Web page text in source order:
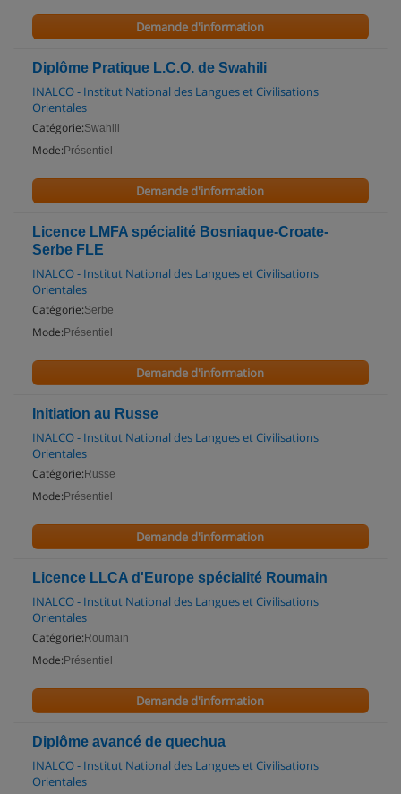
Demande d'information
Diplôme Pratique L.C.O. de Swahili
INALCO - Institut National des Langues et Civilisations
Orientales
Catégorie:Swahili
Mode: Présentiel
Demande d'information
Licence LMFA spécialité Bosniaque-Croate-
Serbe FLE
INALCO - Institut National des Langues et Civilisations
Orientales
Catégorie:Serbe
Mode: Présentiel
Demande d'information
Initiation au Russe
INALCO - Institut National des Langues et Civilisations
Orientales
Catégorie: Russe
Mode: Présentiel
Demande d'information
Licence LLCA d'Europe spécialité Roumain
INALCO - Institut National des Langues et Civilisations
Orientales
Catégorie: Roumain
Mode: Présentiel
Demande d'information
Diplôme avancé de quechua
INALCO - Institut National des Langues et Civilisations
Orientales